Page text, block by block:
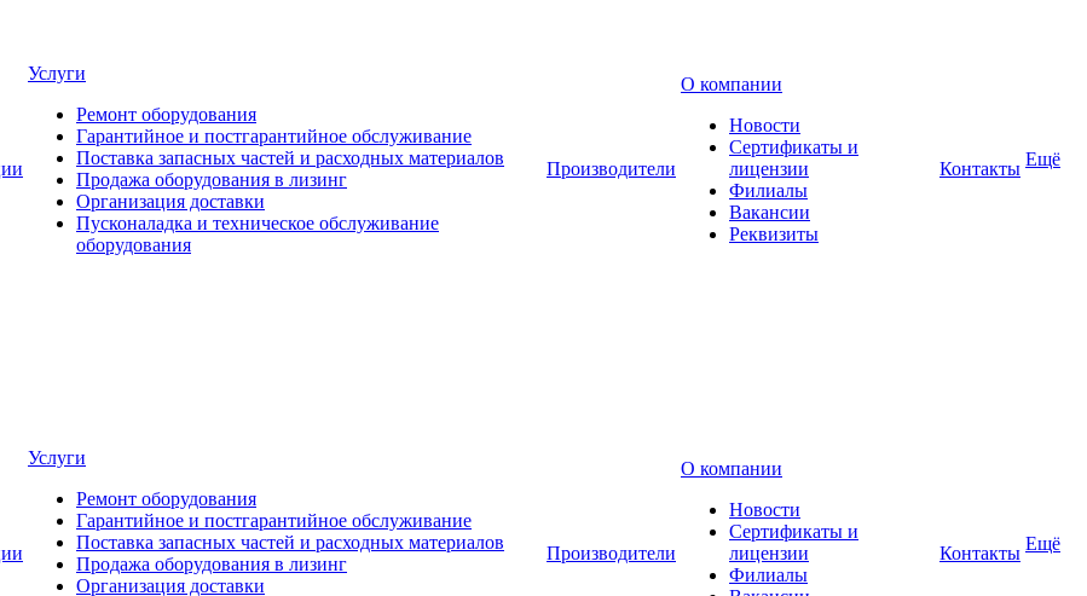
Услуги
Ремонт оборудования
Гарантийное и постгарантийное обслуживание
Поставка запасных частей и расходных материалов
Продажа оборудования в лизинг
Организация доставки
Пусконаладка и техническое обслуживание
оборудования
Производители
О компании
Новости
Сертификаты и
лицензии
Филиалы
Вакансии
Реквизиты
Контакты Ещё
Услуги
Ремонт оборудования
Гарантийное и постгарантийное обслуживание
Поставка запасных частей и расходных материалов
Продажа оборудования в лизинг
Организация доставки
Производители
О компании
Новости
Сертификаты и
лицензии
Филиалы
Контакты Ещё